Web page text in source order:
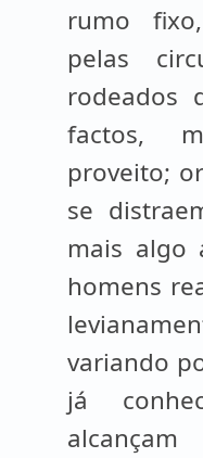
rumo
pelas
rodeados
factos,
proveito;
se
mais algo
homens
variando
já